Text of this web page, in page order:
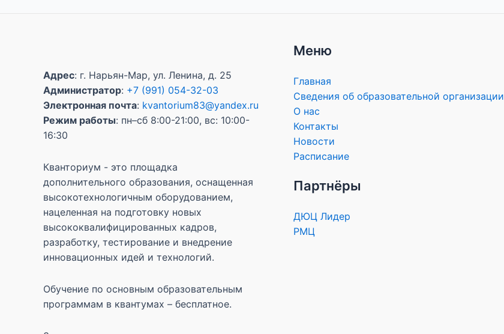
Адрес: г. Нарьян-Мар, ул. Ленина, д. 25
Администратор: +7 (991) 054-32-03
Электронная почта: kvantorium83@yandex.ru
Режим работы: пн–сб 8:00-21:00, вс: 10:00-
16:30
Кванториум - это площадка
дополнительного образования, оснащенная
высокотехнологичным оборудованием,
нацеленная на подготовку новых
высококвалифицированных кадров,
разработку, тестирование и внедрение
инновационных идей и технологий.
Обучение по основным образовательным
программам в квантумах – бесплатное.
Меню
Главная
Сведения об образовательной организации
О нас
Контакты
Новости
Расписание
Партнёры
ДЮЦ Лидер
РМЦ